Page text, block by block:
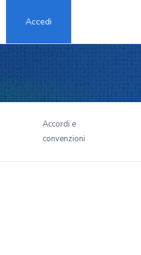
Accedi
Accordi e
convenzioni